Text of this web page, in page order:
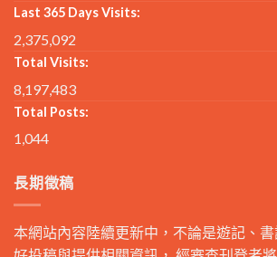
Last 365 Days Visits:
2,375,092
Total Visits:
8,197,483
Total Posts:
1,044
長期徵稿
本網站內容陸續更新中，不論是遊記、